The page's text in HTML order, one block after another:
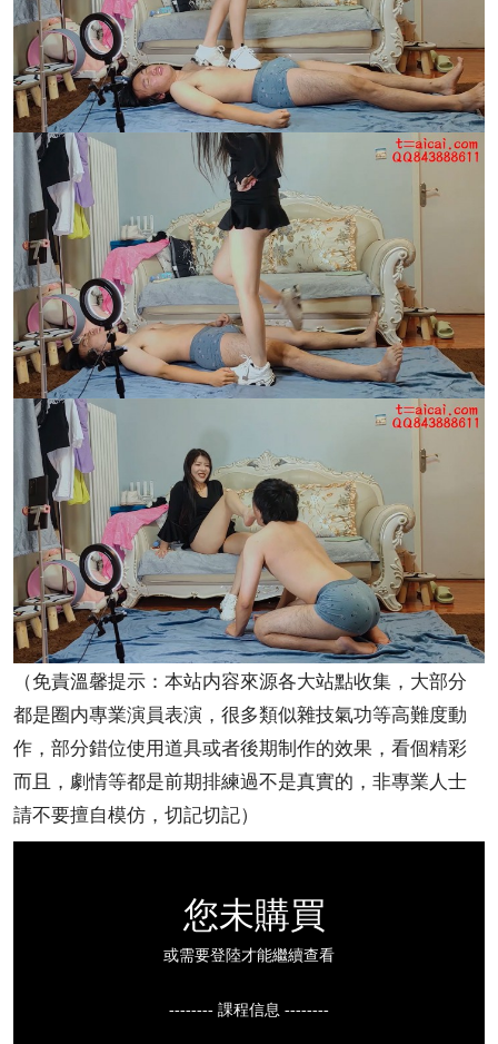
（免責溫馨提示：本站内容來源各大站點收集，大部分
都是圈内專業演員表演，很多類似雜技氣功等高難度動
作，部分錯位使用道具或者後期制作的效果，看個精彩
而且，劇情等都是前期排練過不是真實的，非專業人士
請不要擅自模仿，切記切記）
您未購買
或需要登陸才能繼續查看
-------- 課程信息 --------